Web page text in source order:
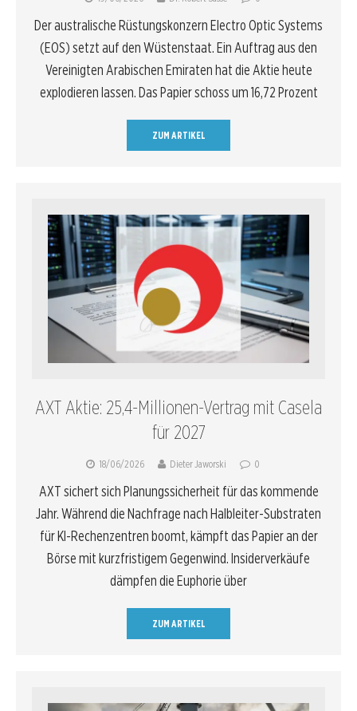
Der australische Rüstungskonzern Electro Optic Systems
(EOS) setzt auf den Wüstenstaat. Ein Auftrag aus den
Vereinigten Arabischen Emiraten hat die Aktie heute
explodieren lassen. Das Papier schoss um 16,72 Prozent
ZUM ARTIKEL
AXT Aktie: 25,4-Millionen-Vertrag mit Casela
für 2027
18/06/2026 Dieter Jaworski 0
AXT sichert sich Planungssicherheit für das kommende
Jahr. Während die Nachfrage nach Halbleiter-Substraten
für KI-Rechenzentren boomt, kämpft das Papier an der
Börse mit kurzfristigem Gegenwind. Insiderverkäufe
dämpfen die Euphorie über
ZUM ARTIKEL